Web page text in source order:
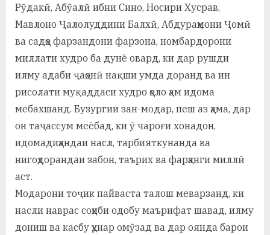
Рӯдакӣ, Абӯалӣ ибни Сино, Носири Хусрав,
Мавлоно Ҷалолуддини Балхӣ, Абдураҳмони Ҷомӣ
ва садҳо фарзандони фарзона, номбардорони
миллати худро ба дунё овард, ки дар рушди
илму адаби ҷаҳонӣ нақши умда доранд ва ин
рисолати муқаддаси худро ҳоло ҳам идома
мебахшанд. Бузургии зан-модар, пеш аз ҳама, дар
он таҷассум меёбад, ки ӯ чароғи хонадон,
идомадиҳандаи насл, тарбияткунанда ва
нигоҳдорандаи забон, таърих ва фарҳанги миллӣ
аст.
Модарони тоҷик пайваста талош меварзанд, ки
насли наврас соҳиби одобу маърифат шавад, илму
дониш ва касбу ҳунар омӯзад ва дар оянда барои